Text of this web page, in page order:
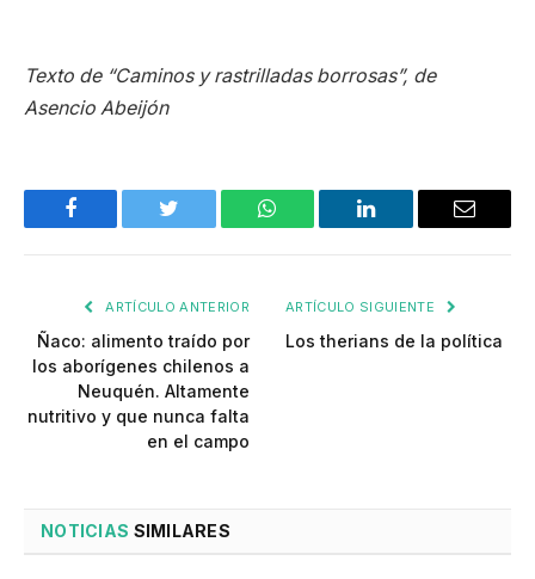
Texto de “Caminos y rastrilladas borrosas”, de
Asencio Abeijón
Facebook Twitter WhatsApp LinkedIn Email
ARTÍCULO ANTERIOR
Ñaco: alimento traído por
los aborígenes chilenos a
Neuquén. Altamente
nutritivo y que nunca falta
en el campo
ARTÍCULO SIGUIENTE
Los therians de la política
NOTICIAS SIMILARES